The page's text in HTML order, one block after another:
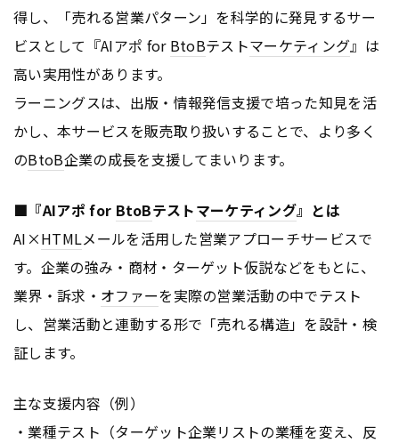
得し、「売れる営業パターン」を科学的に発見するサー
ビスとして『AIアポ for BtoBテストマーケティング』は
高い実用性があります。
ラーニングスは、出版・情報発信支援で培った知見を活
かし、本サービスを販売取り扱いすることで、より多く
のBtoB企業の成長を支援してまいります。
■『AIアポ for BtoBテストマーケティング』とは
AI×HTMLメールを活用した営業アプローチサービスで
す。企業の強み・商材・ターゲット仮説などをもとに、
業界・訴求・ オファーを実際の営業活動の中でテスト
し、営業活動と連動する形で「売れる構造」を設計・検
証します。
主な支援内容（例）
・業種テスト（ターゲット企業リストの業種を変え、反